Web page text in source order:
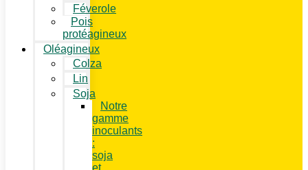
Féverole
Pois
protéagineux
Oléagineux
Colza
Lin
Soja
Notre
gamme
inoculants
:
soja
et